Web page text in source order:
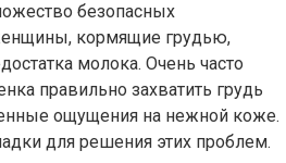
безопасных
кормящие грудью,
молока. Очень часто
правильно захватить грудь
ощущения на нежной коже.
для решения этих проблем.